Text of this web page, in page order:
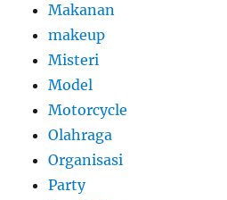
Makanan
makeup
Misteri
Model
Motorcycle
Olahraga
Organisasi
Party